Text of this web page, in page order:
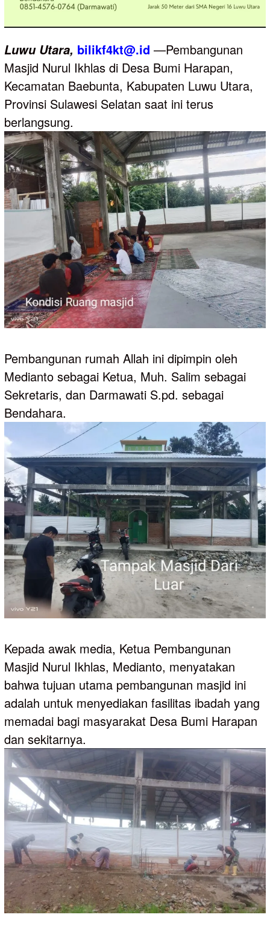
Luwu Utara, bilikf4kt@.id —Pembangunan
Masjid Nurul Ikhlas di Desa Bumi Harapan,
Kecamatan Baebunta, Kabupaten Luwu Utara,
Provinsi Sulawesi Selatan saat ini terus
berlangsung.
Pembangunan rumah Allah ini dipimpin oleh
Medianto sebagai Ketua, Muh. Salim sebagai
Sekretaris, dan Darmawati S.pd. sebagai
Bendahara.
Kepada awak media, Ketua Pembangunan
Masjid Nurul Ikhlas, Medianto, menyatakan
bahwa tujuan utama pembangunan masjid ini
adalah untuk menyediakan fasilitas ibadah yang
memadai bagi masyarakat Desa Bumi Harapan
dan sekitarnya.